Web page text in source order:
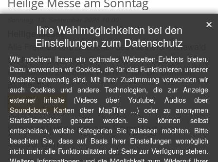
Heilige Messe
Alle Freunde und Besucher des Klosters Mariawald
sind zur Mitfeier des Gottesdienstes herzlich
eingeladen. Zelebrant: Pfarrer Prof. Dr. Christian
Blumenthal
Weiter lesen
Klosterführung am Sonntag um
12:30 Uhr
Sonntag, 13. September 2026 12:30
Ihre Wahlmöglichkeiten bei den
Einstellungen zum Datenschutz
Wir möchten Ihnen ein optimales Webseiten-Erlebnis bieten.
Dazu verwenden wir Cookies, die für das Funktionieren unserer
Website notwendig sind. Mit Ihrer Zustimmung verwenden wir
auch Cookies und andere Technologien, die zur Anzeige
externer Inhalte (Videos über Youtube, Audios über
Soundcloud, Karten über MapTiler ...) oder zu anonymen
Statistikzwecken genutzt werden. Sie können selbst
entscheiden, welche Kategorien Sie zulassen möchten. Bitte
beachten Sie, dass auf Basis Ihrer Einstellungen womöglich
nicht mehr alle Funktionalitäten der Seite zur Verfügung stehen.
✕